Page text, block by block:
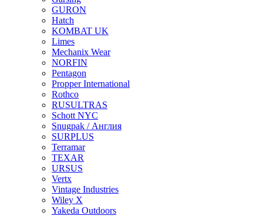
GURON
Hatch
KOMBAT UK
Limes
Mechanix Wear
NORFIN
Pentagon
Propper International
Rothco
RUSULTRAS
Schott NYC
Snugpak / Англия
SURPLUS
Terramar
TEXAR
URSUS
Vertx
Vintage Industries
Wiley X
Yakeda Outdoors